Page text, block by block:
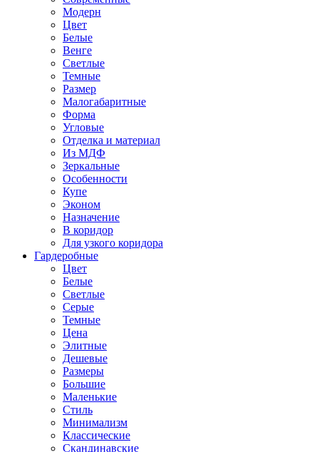
Модерн
Цвет
Белые
Венге
Светлые
Темные
Размер
Малогабаритные
Форма
Угловые
Отделка и материал
Из МДФ
Зеркальные
Особенности
Купе
Эконом
Назначение
В коридор
Для узкого коридора
Гардеробные
Цвет
Белые
Светлые
Серые
Темные
Цена
Элитные
Дешевые
Размеры
Большие
Маленькие
Стиль
Минимализм
Классические
Скандинавские